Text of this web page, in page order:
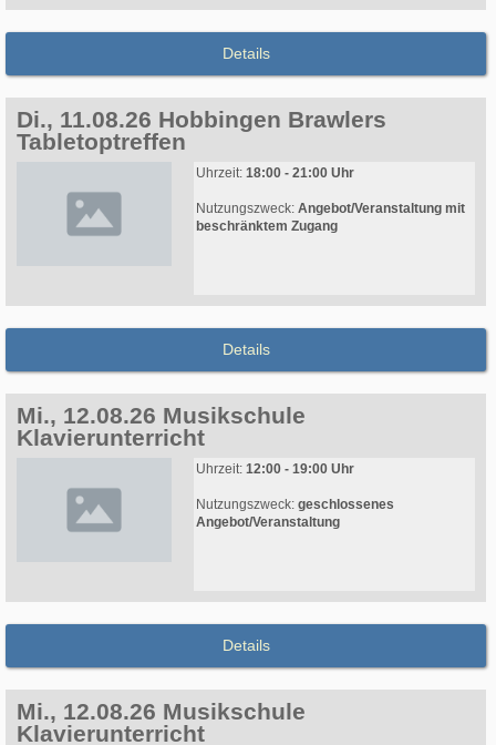
Details
Di., 11.08.26 Hobbingen Brawlers
Tabletoptreffen
Uhrzeit: 18:00 - 21:00 Uhr
Nutzungszweck: Angebot/Veranstaltung mit
beschränktem Zugang
Details
Mi., 12.08.26 Musikschule
Klavierunterricht
Uhrzeit: 12:00 - 19:00 Uhr
Nutzungszweck: geschlossenes
Angebot/Veranstaltung
Details
Mi., 12.08.26 Musikschule
Klavierunterricht